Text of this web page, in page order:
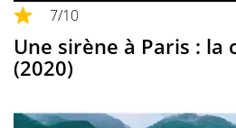
7/10
Une sirène à Paris :
(2020)